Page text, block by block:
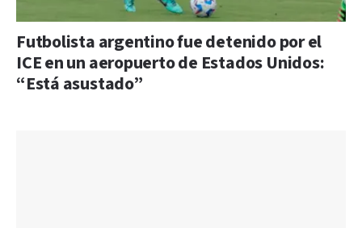
Futbolista argentino fue detenido por el
ICE en un aeropuerto de Estados Unidos:
“Está asustado”